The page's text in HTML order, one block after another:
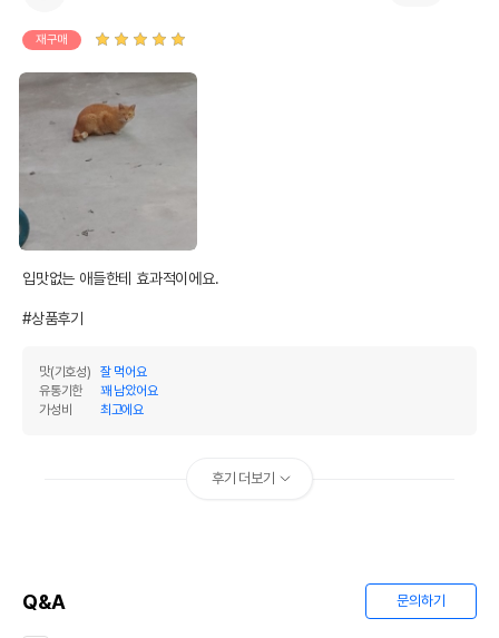
재구매
입맛없는 애들한테 효과적이에요.
#상품후기
맛(기호성)
잘 먹어요
유통기한
꽤 남았어요
가성비
최고에요
후기 더보기
Q&A 문의하기